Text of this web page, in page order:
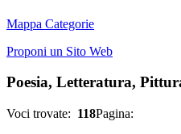
Mappa Categorie
Proponi un Sito Web
Poesia, Letteratura,
Voci trovate: 118Pagina: